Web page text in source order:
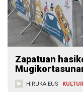
Zapatuan
HIRUKA.EUS